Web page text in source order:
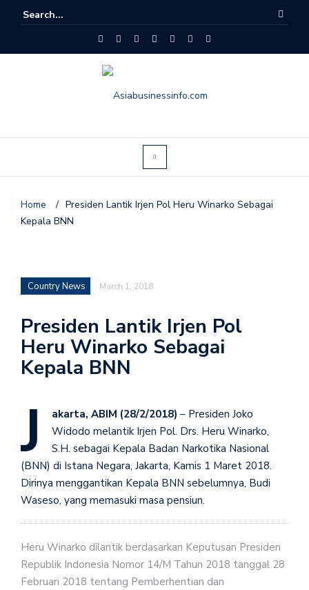
Home / Presiden Lantik Irjen Pol Heru Winarko Sebagai
Kepala BNN
Country News March 1, 2018
Presiden Lantik Irjen Pol
Heru Winarko Sebagai
Kepala BNN
J akarta, ABIM (28/2/2018) – Presiden Joko
Widodo melantik Irjen Pol. Drs. Heru Winarko,
S.H. sebagai Kepala Badan Narkotika Nasional
(BNN) di Istana Negara, Jakarta, Kamis 1 Maret 2018.
Dirinya menggantikan Kepala BNN sebelumnya, Budi
Waseso, yang memasuki masa pensiun.
Heru Winarko dilantik berdasarkan Keputusan Presiden
Republik Indonesia Nomor 14/M Tahun 2018 tanggal 28
Februari 2018 tentang Pemberhentian dan